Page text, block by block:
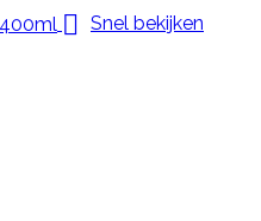
 Snel bekijken